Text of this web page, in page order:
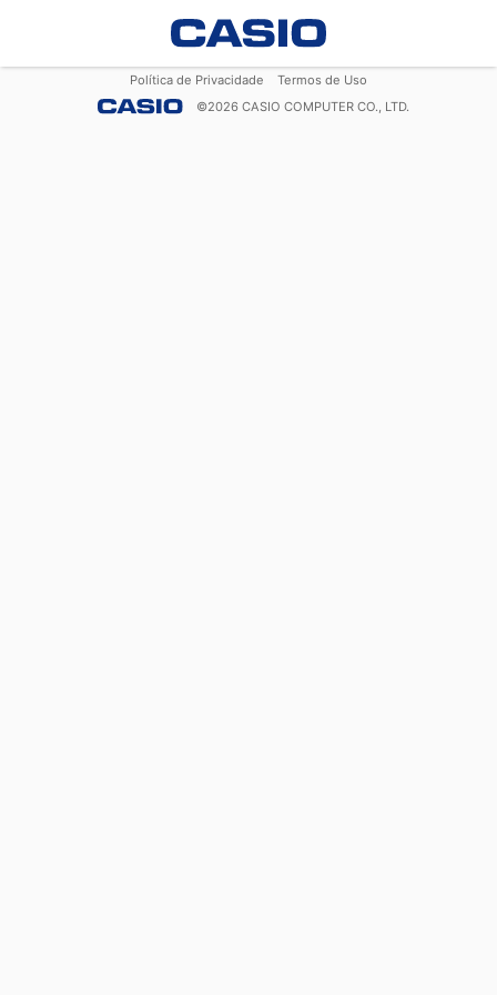
Política de Privacidade
Termos de Uso
©2026 CASIO COMPUTER CO., LTD.